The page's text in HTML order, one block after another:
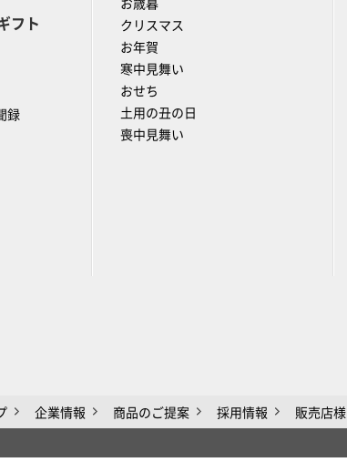
フト
録
お歳暮
クリスマス
お年賀
寒中見舞い
おせち
土用の丑の日
喪中見舞い
企業情報 商品のご提案 採用情報 販売店様